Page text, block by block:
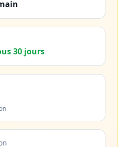
30 jours